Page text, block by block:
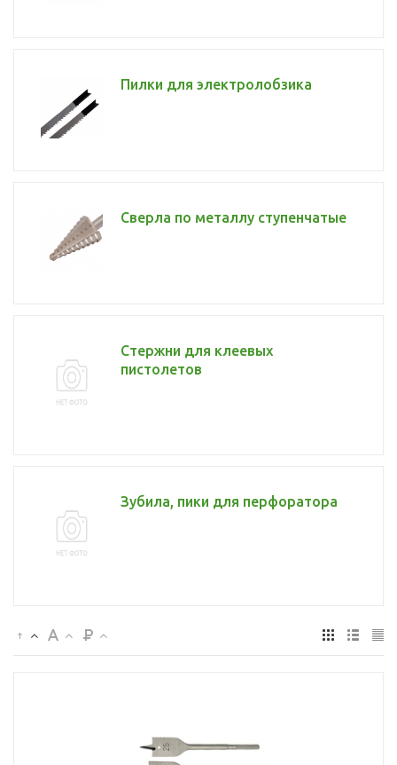
Пилки для электролобзика
Сверла по металлу ступенчатые
Стержни для клеевых
пистолетов
Зубила, пики для перфоратора